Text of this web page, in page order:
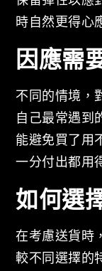
時自然更得心
因應需
不同的情境，
自己最常遇到
能避免買了用
一分付出都用
如何選
在考慮送貨時
較不同選擇的